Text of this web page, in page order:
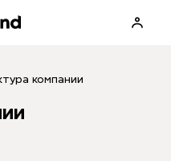
компании